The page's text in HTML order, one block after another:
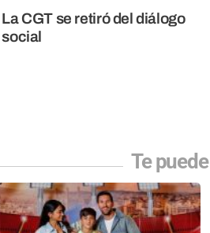
La CGT se retiró del diálogo
social
Te puede